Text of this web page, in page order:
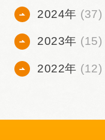
2024年 (37)
2023年 (15)
2022年 (12)